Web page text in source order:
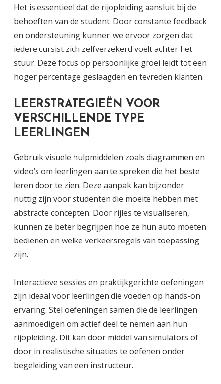
Het is essentieel dat de rijopleiding aansluit bij de
behoeften van de student. Door constante feedback
en ondersteuning kunnen we ervoor zorgen dat
iedere cursist zich zelfverzekerd voelt achter het
stuur. Deze focus op persoonlijke groei leidt tot een
hoger percentage geslaagden en tevreden klanten.
LEERSTRATEGIEËN VOOR
VERSCHILLENDE TYPE
LEERLINGEN
Gebruik visuele hulpmiddelen zoals diagrammen en
video’s om leerlingen aan te spreken die het beste
leren door te zien. Deze aanpak kan bijzonder
nuttig zijn voor studenten die moeite hebben met
abstracte concepten. Door rijles te visualiseren,
kunnen ze beter begrijpen hoe ze hun auto moeten
bedienen en welke verkeersregels van toepassing
zijn.
Interactieve sessies en praktijkgerichte oefeningen
zijn ideaal voor leerlingen die voeden op hands-on
ervaring. Stel oefeningen samen die de leerlingen
aanmoedigen om actief deel te nemen aan hun
rijopleiding. Dit kan door middel van simulators of
door in realistische situaties te oefenen onder
begeleiding van een instructeur.